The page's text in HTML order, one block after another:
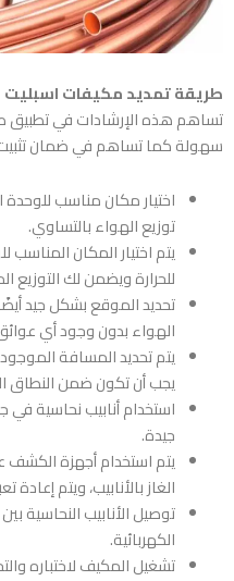
طريقة تمديد مكيفات اسبليت
تساهم هذه الإرشادات في تطبيق
سهولة كما تساهم في ضمان
اختيار مكان مناسب للوحدة
توزيع الهواء بالتساوي.
يتم اختيار المكان المناسب
للحرارة ويضمن لك التوزيع
تحديد الموقع بشكل جيد
الهواء بدون وجود أي
يتم تحديد المسافة
يجب أن تكون ضمن النطاق
استخدام أنابيب نحاسية في
جيدة.
يتم استخدام أجهزة
الغاز بالأنابيب، ويتم
توصيل الأنابيب النحاسية
الكهربائية.
تشغيل المكيف لاختباره